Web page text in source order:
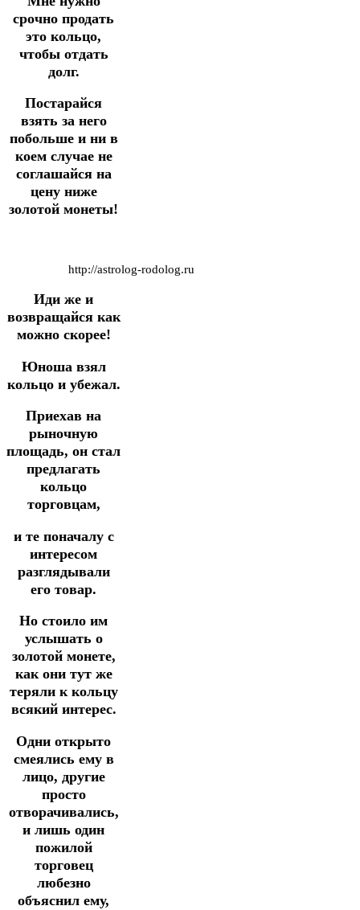
срочно продать
это кольцо,
чтобы отдать
долг.
Постарайся
взять за него
побольше и ни в
коем случае не
соглашайся на
цену ниже
золотой монеты!
http://astrolog-rodolog.ru
Иди же и
возвращайся как
можно скорее!
Юноша взял
кольцо и убежал.
Приехав на
рыночную
площадь, он стал
предлагать
кольцо
торговцам,
и те поначалу с
интересом
разглядывали
его товар.
Но стоило им
услышать о
золотой монете,
как они тут же
теряли к кольцу
всякий интерес.
Одни открыто
смеялись ему в
лицо, другие
просто
отворачивались,
и лишь один
пожилой
торговец
любезно
объяснил ему,